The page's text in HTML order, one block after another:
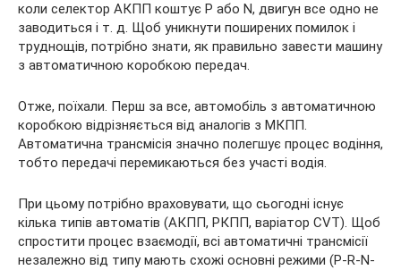
коли селектор АКПП коштує P або N, двигун все одно не
заводиться і т. д. Щоб уникнути поширених помилок і
труднощів, потрібно знати, як правильно завести машину
з автоматичною коробкою передач.
Отже, поїхали. Перш за все, автомобіль з автоматичною
коробкою відрізняється від аналогів з МКПП.
Автоматична трансмісія значно полегшує процес водіння,
тобто передачі перемикаються без участі водія.
При цьому потрібно враховувати, що сьогодні існує
кілька типів автоматів (АКПП, РКПП, варіатор CVT). Щоб
спростити процес взаємодії, всі автоматичні трансмісії
незалежно від типу мають схожі основні режими (P-R-N-